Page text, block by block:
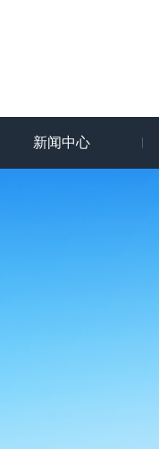
新闻中心